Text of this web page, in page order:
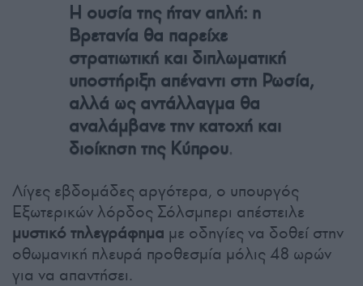
Η ουσία της ήταν απλή: η
Βρετανία θα παρείχε
στρατιωτική και διπλωματική
υποστήριξη απέναντι στη Ρωσία,
αλλά ως αντάλλαγμα θα
αναλάμβανε την κατοχή και
διοίκηση της Κύπρου.
Λίγες εβδομάδες αργότερα, ο υπουργός
Εξωτερικών λόρδος Σόλσμπερι απέστειλε
μυστικό τηλεγράφημα με οδηγίες να δοθεί στην
οθωμανική πλευρά προθεσμία μόλις 48 ωρών
για να απαντήσει.